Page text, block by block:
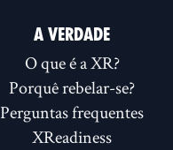
A VERDADE
O que é a XR?
Porquê rebelar-se?
Perguntas frequentes
XReadiness